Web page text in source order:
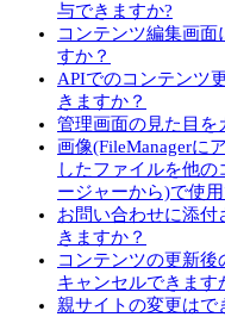
与できますか?
コンテンツ編集画面
すか？
APIでのコンテンツ
きますか？
管理画面の見た目を
画像(FileManagerに
したファイルを他
ージャーから)で使
お問い合わせに添
きますか？
コンテンツの更新後
キャンセルできます
親サイトの変更はで